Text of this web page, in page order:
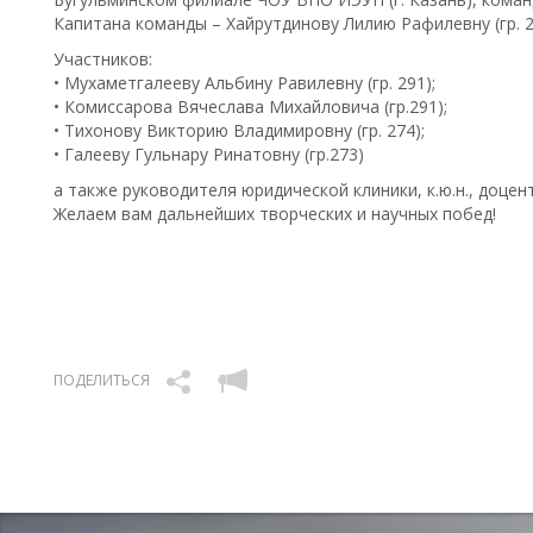
Капитана команды – Хайрутдинову Лилию Рафилевну (гр.
Участников:
• Мухаметгалееву Альбину Равилевну (гр. 291);
• Комиссарова Вячеслава Михайловича (гр.291);
• Тихонову Викторию Владимировну (гр. 274);
• Галееву Гульнару Ринатовну (гр.273)
а также руководителя юридической клиники, к.ю.н.,
Желаем вам дальнейших творческих и научных побед!
ПОДЕЛИТЬСЯ